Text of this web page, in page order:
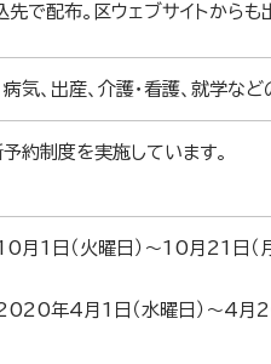
で配布。区ウェブサイトからも
気、出産、介護・看護、就学
約制度を実施しています。
日（火曜日）～10月21日（
年4月1日（水曜日）～4月